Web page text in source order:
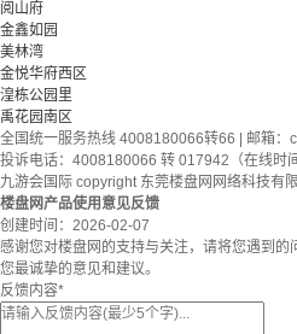
阅山府
金鑫如园
美林湾
金悦华府西区
湟栋公园里
禹花园南区
全国统一服务热线 4008180066转66 | 邮箱：
投诉电话：4008180066 转 017942（在线时
九游会国际 copyright 东莞楼盘网网络科技有
楼盘网产品使用意见反馈
创建时间： 2026-02-07
感谢您对楼盘网的支持与关注，请将您遇到
您最诚挚的意见和建议。
反馈内容*